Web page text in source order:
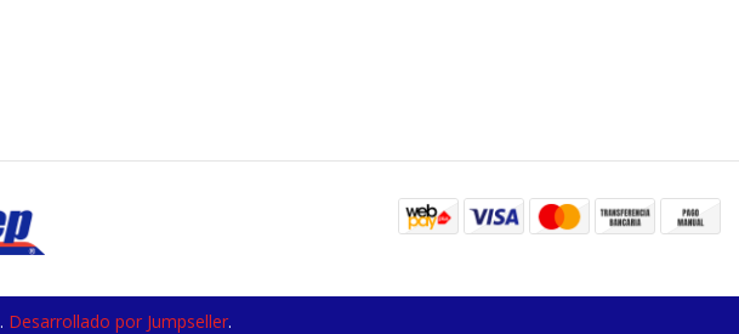
Desarrollado por Jumpseller.